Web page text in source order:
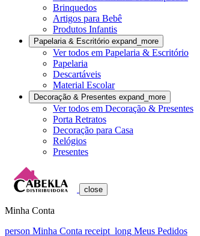
Brinquedos
Artigos para Bebê
Produtos Infantis
Papelaria & Escritório expand_more
Ver todos em Papelaria & Escritório
Papelaria
Descartáveis
Material Escolar
Decoração & Presentes expand_more
Ver todos em Decoração & Presentes
Porta Retratos
Decoração para Casa
Relógios
Presentes
close
Minha Conta
person Minha Conta receipt_long Meus Pedidos